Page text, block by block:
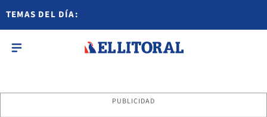
TEMAS DEL DÍA:
PUBLICIDAD